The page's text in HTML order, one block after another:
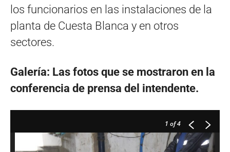
los funcionarios en las instalaciones de la
planta de Cuesta Blanca y en otros
sectores.
Galería: Las fotos que se mostraron en la
conferencia de prensa del intendente.
1 of 4